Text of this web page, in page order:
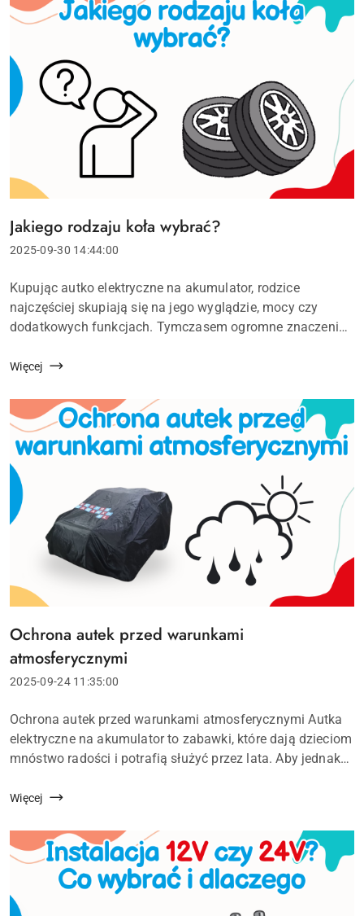
Tytuł
artykułu:
Jakiego rodzaju koła wybrać?
Data
2025-09-30 14:44:00
Treść
artykułu:
Kupując autko elektryczne na akumulator, rodzice
najczęściej skupiają się na jego wyglądzie, mocy czy
dodatkowych funkcjach. Tymczasem ogromne znaczenie
decydują o tym, czy pojazd poradzi sobie na...
Więcej
Tytuł
artykułu:
Ochrona autek przed warunkami
atmosferycznymi
Data
2025-09-24 11:35:00
Treść
artykułu:
Ochrona autek przed warunkami atmosferycznymi Autka
elektryczne na akumulator to zabawki, które dają dzieciom
mnóstwo radości i potrafią służyć przez lata. Aby jednak
pamiętać o jego odpo...
Więcej